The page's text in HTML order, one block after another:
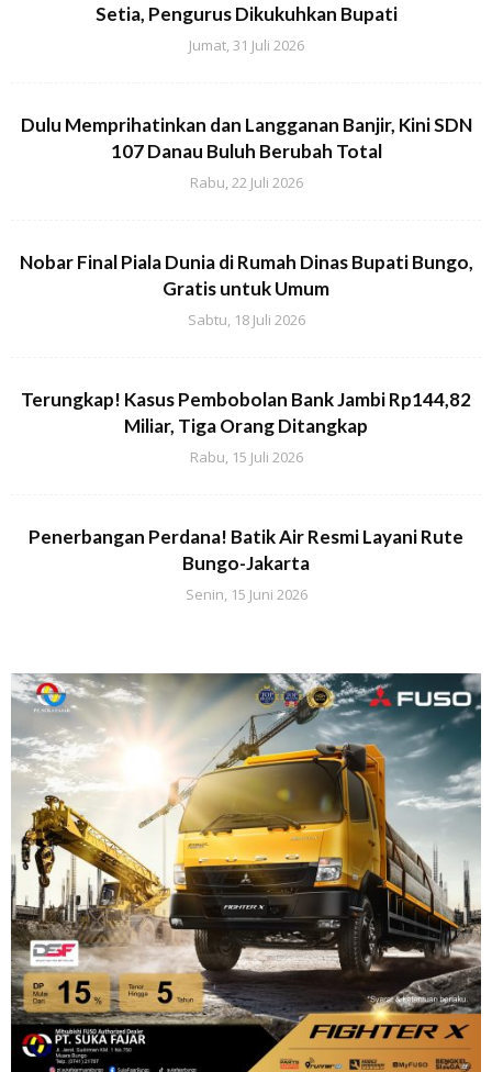
Setia, Pengurus Dikukuhkan Bupati
Jumat, 31 Juli 2026
Dulu Memprihatinkan dan Langganan Banjir, Kini SDN
107 Danau Buluh Berubah Total
Rabu, 22 Juli 2026
Nobar Final Piala Dunia di Rumah Dinas Bupati Bungo,
Gratis untuk Umum
Sabtu, 18 Juli 2026
Terungkap! Kasus Pembobolan Bank Jambi Rp144,82
Miliar, Tiga Orang Ditangkap
Rabu, 15 Juli 2026
Penerbangan Perdana! Batik Air Resmi Layani Rute
Bungo-Jakarta
Senin, 15 Juni 2026